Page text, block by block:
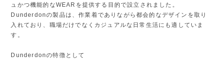
ュかつ機能的なWEARを提供する目的で設立されました。
Dunderdonの製品は、作業着でありながら都会的なデザインを取り
入れており、職場だけでなくカジュアルな日常生活にも適していま
す。
Dunderdonの特徴として